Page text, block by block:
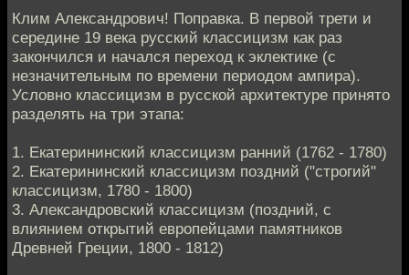
Клим Александрович! Поправка. В первой трети и
середине 19 века русский классицизм как раз
закончился и начался переход к эклектике (с
незначительным по времени периодом ампира).
Условно классицизм в русской архитектуре принято
разделять на три этапа:
1. Екатерининский классицизм ранний (1762 - 1780)
2. Екатерининский классицизм поздний ("строгий"
классицизм, 1780 - 1800)
3. Александровский классицизм (поздний, с
влиянием открытий европейцами памятников
Древней Греции, 1800 - 1812)